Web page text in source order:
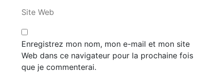
Site Web
Enregistrez mon nom, mon e-mail et mon site
Web dans ce navigateur pour la prochaine fois
que je commenterai.